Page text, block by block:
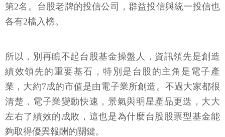
第2名。台股老牌的投信公司，群益投信與統一投信也
各有2檔入榜。
所以，別再瞧不起台股基金操盤人，資訊領先是創造
績效領先的重要基石，特別是台股的主角是電子產
業，大約7成的市值是由電子業所創造。不過大家都很
清楚，電子業變動快速，景氣與明星產品更迭，大大
左右了績效的成敗，這也是為什麼台股股票型基金能
夠取得優異報酬的關鍵。